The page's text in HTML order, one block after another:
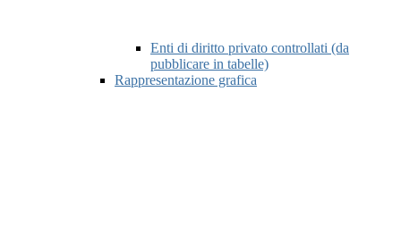
Enti di diritto privato controllati (da
pubblicare in tabelle)
Rappresentazione grafica